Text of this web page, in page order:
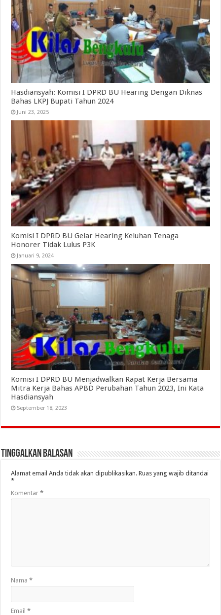
Hasdiansyah: Komisi I DPRD BU Hearing Dengan Diknas
Bahas LKPJ Bupati Tahun 2024
Juni 23, 2025
Komisi I DPRD BU Gelar Hearing Keluhan Tenaga
Honorer Tidak Lulus P3K
Januari 9, 2024
Komisi I DPRD BU Menjadwalkan Rapat Kerja Bersama
Mitra Kerja Bahas APBD Perubahan Tahun 2023, Ini Kata
Hasdiansyah
September 18, 2023
Tinggalkan Balasan
Alamat email Anda tidak akan dipublikasikan. Ruas yang wajib ditandai
*
Komentar*
Nama*
Email*